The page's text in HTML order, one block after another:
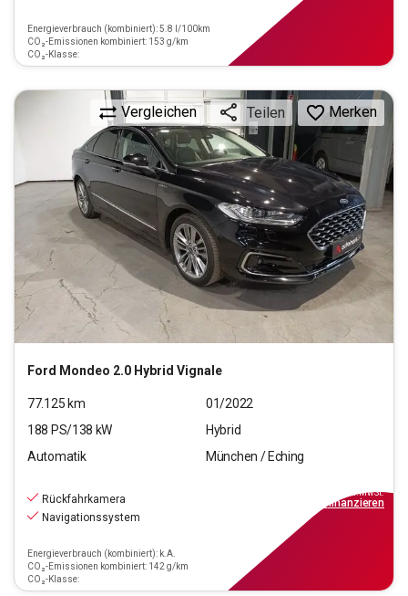
Energieverbrauch (kombiniert): 5.8 l/100km
CO₂-Emissionen kombiniert: 153 g/km
CO₂-Klasse:
Ford Mondeo 2.0 Hybrid Vignale
Vergleichen Teilen Merken
77.125 km
01/2022
188 PS/138 kW
Hybrid
Automatik
München / Eching
Rückfahrkamera
Navigationssystem
Energieverbrauch (kombiniert): k.A.
CO₂-Emissionen kombiniert: 142 g/km
CO₂-Klasse:
inkl.MwSt.
finanzieren